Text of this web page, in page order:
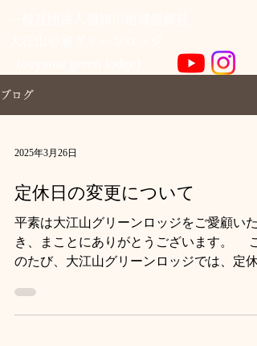
ブログ
2025年3月26日
定休日の変更について
平素は大江山グリーンロッジをご愛顧いた
き、まことにありがとうございます。 こ
のたび、大江山グリーンロッジでは、定休
前）定休日：毎週 月 曜日（祝日にあたる
合は、その翌営業日） （変更後）定休